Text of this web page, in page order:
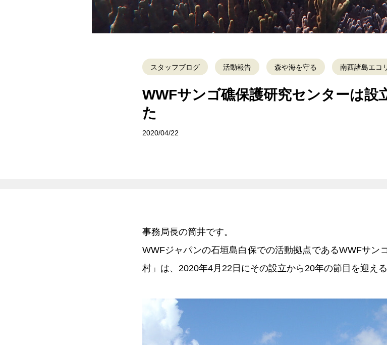
スタッフブログ 活動報告 森や海を守る 南西諸島エコ
WWFサンゴ礁保護研究センターは設
た
2020/04/22
事務局長の筒井です。
WWFジャパンの石垣島白保での活動拠点であるWWFサン
村」は、2020年4月22日にその設立から20年の節目を迎え